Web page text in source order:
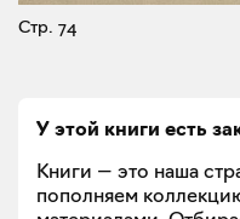
Стр. 74
У этой книги есть
Книги — это наша
пополняем